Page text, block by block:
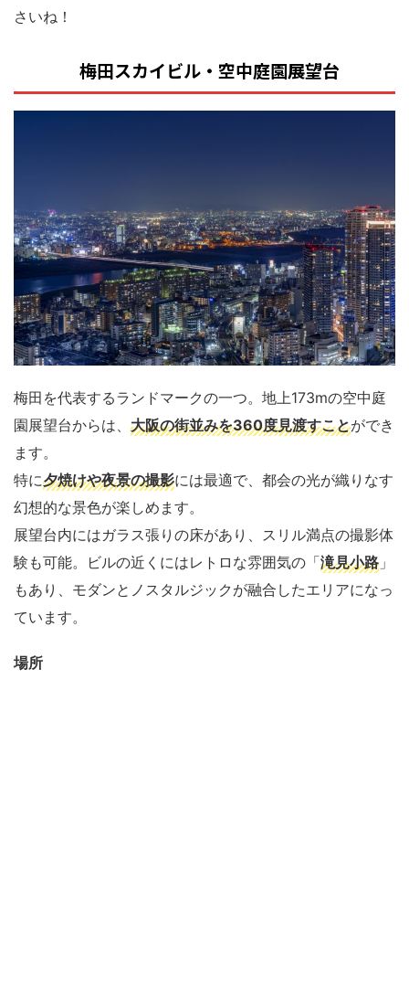
さいね！
梅田スカイビル・空中庭園展望台
梅田を代表するランドマークの一つ。地上173mの空中庭
園展望台からは、 大阪の街並みを360度見渡すことができ
ます。
特に夕焼けや夜景の撮影には最適で、都会の光が織りなす
幻想的な景色が楽しめます。
展望台内にはガラス張りの床があり、スリル満点の撮影体
験も可能。ビルの近くにはレトロな雰囲気の「滝見小路 」
もあり、モダンとノスタルジックが融合したエリアになっ
ています。
場所